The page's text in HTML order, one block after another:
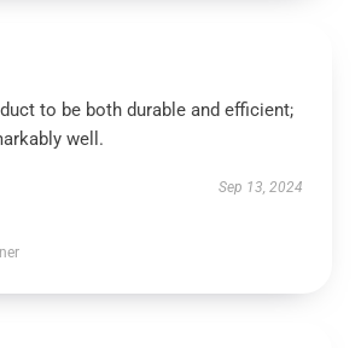
to be both durable and efficient;
well.
Sep 13, 2024